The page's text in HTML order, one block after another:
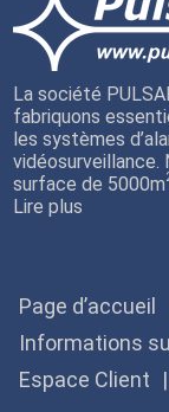
La société
fabriquons
les systèmes
surface de 5000m
Lire plus
Page d’accueil
Informations
Espace Client